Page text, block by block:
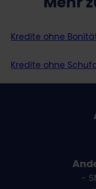
Kredite ohne
Kredite ohne
-